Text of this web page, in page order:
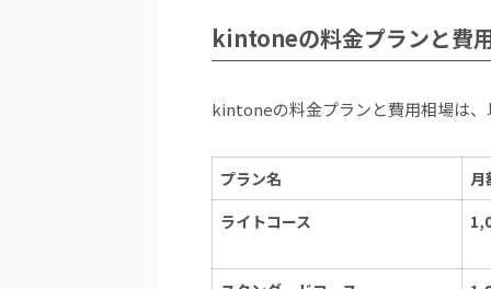
kintoneの料金プランと費
kintoneの料金プランと費用相場は、
プラン名
月
ライトコース